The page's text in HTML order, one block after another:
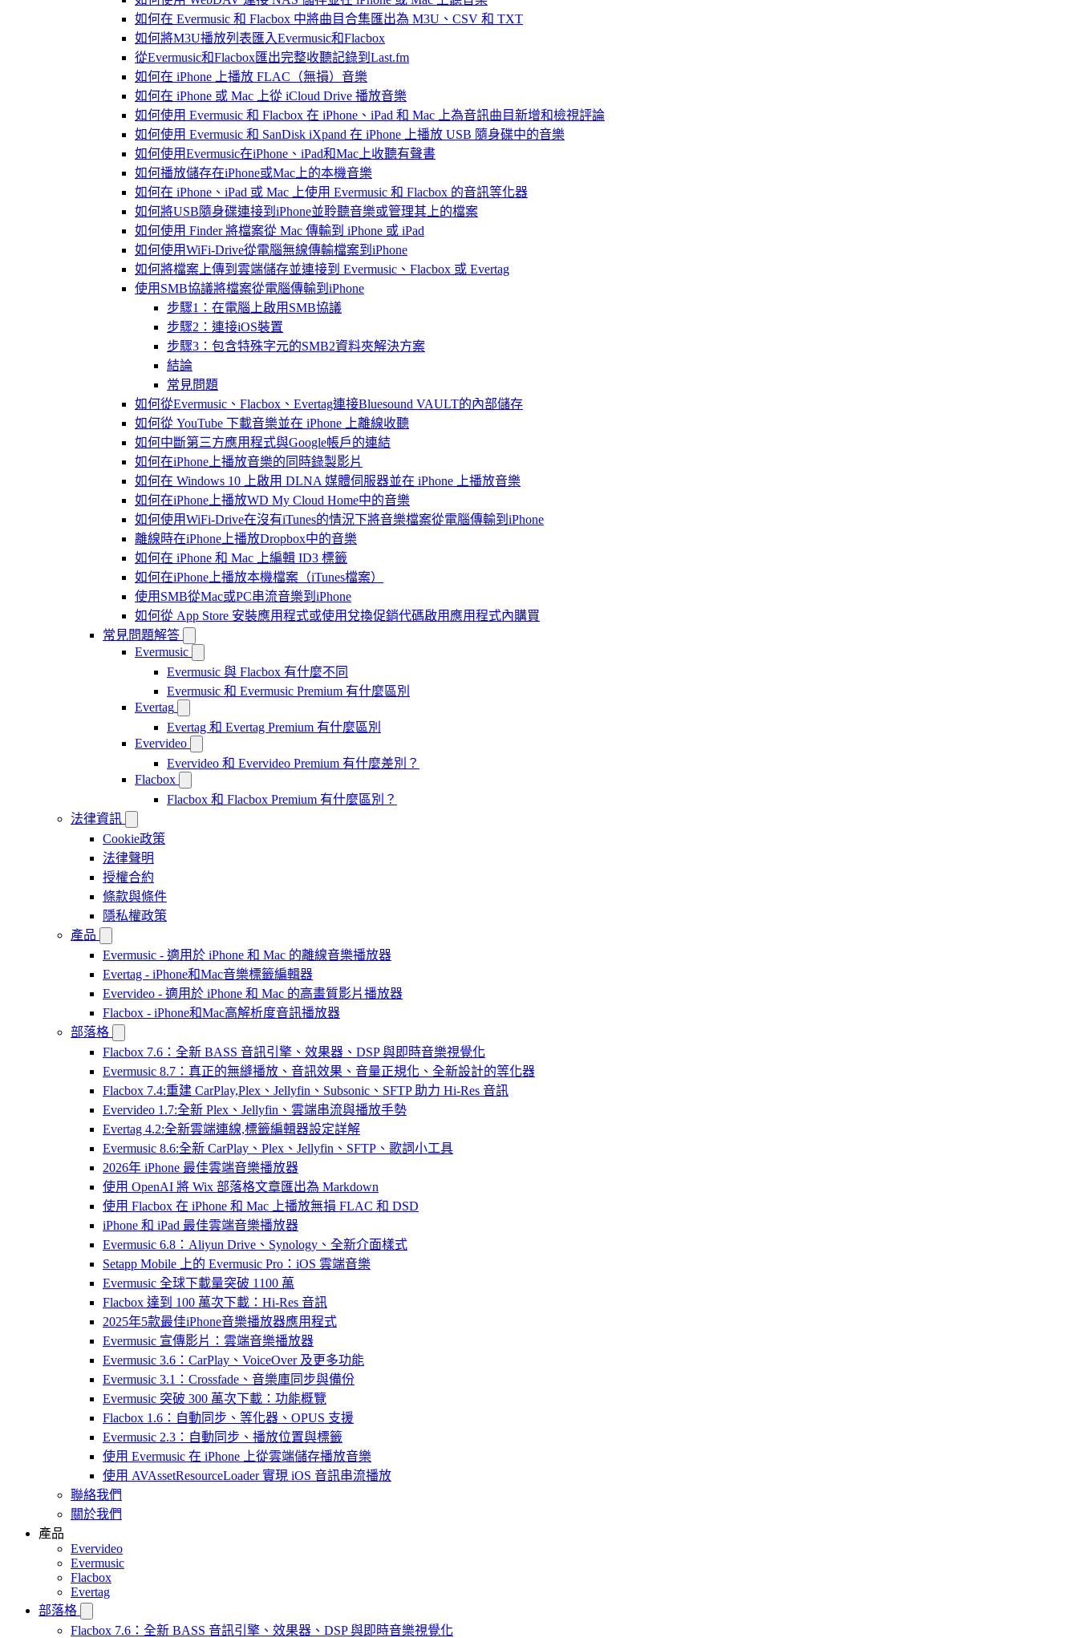
如何在 Evermusic 和 Flacbox 中將曲目合集匯出為 M3U、CSV 和 TXT
如何將M3U播放列表匯入Evermusic和Flacbox
從Evermusic和Flacbox匯出完整收聽記錄到Last.fm
如何在 iPhone 上播放 FLAC（無損）音樂
如何在 iPhone 或 Mac 上從 iCloud Drive 播放音樂
如何使用 Evermusic 和 Flacbox 在 iPhone、iPad 和 Mac 上為音訊曲目新增和檢視評論
如何使用 Evermusic 和 SanDisk iXpand 在 iPhone 上播放 USB 隨身碟中的音樂
如何使用Evermusic在iPhone、iPad和Mac上收聽有聲書
如何播放儲存在iPhone或Mac上的本機音樂
如何在 iPhone、iPad 或 Mac 上使用 Evermusic 和 Flacbox 的音訊等化器
如何將USB隨身碟連接到iPhone並聆聽音樂或管理其上的檔案
如何使用 Finder 將檔案從 Mac 傳輸到 iPhone 或 iPad
如何使用WiFi-Drive從電腦無線傳輸檔案到iPhone
如何將檔案上傳到雲端儲存並連接到 Evermusic、Flacbox 或 Evertag
使用SMB協議將檔案從電腦傳輸到iPhone
步驟1：在電腦上啟用SMB協議
步驟2：連接iOS裝置
步驟3：包含特殊字元的SMB2資料夾解決方案
結論
常見問題
如何從Evermusic、Flacbox、Evertag連接Bluesound VAULT的內部儲存
如何從 YouTube 下載音樂並在 iPhone 上離線收聽
如何中斷第三方應用程式與Google帳戶的連結
如何在iPhone上播放音樂的同時錄製影片
如何在 Windows 10 上啟用 DLNA 媒體伺服器並在 iPhone 上播放音樂
如何在iPhone上播放WD My Cloud Home中的音樂
如何使用WiFi-Drive在沒有iTunes的情況下將音樂檔案從電腦傳輸到iPhone
離線時在iPhone上播放Dropbox中的音樂
如何在 iPhone 和 Mac 上編輯 ID3 標籤
如何在iPhone上播放本機檔案（iTunes檔案）
使用SMB從Mac或PC串流音樂到iPhone
如何從 App Store 安裝應用程式或使用兌換促銷代碼啟用應用程式內購買
常見問題解答
Evermusic
Evermusic 與 Flacbox 有什麼不同
Evermusic 和 Evermusic Premium 有什麼區別
Evertag
Evertag 和 Evertag Premium 有什麼區別
Evervideo
Evervideo 和 Evervideo Premium 有什麼差別？
Flacbox
Flacbox 和 Flacbox Premium 有什麼區別？
法律資訊
Cookie政策
法律聲明
授權合約
條款與條件
隱私權政策
產品
Evermusic - 適用於 iPhone 和 Mac 的離線音樂播放器
Evertag - iPhone和Mac音樂標籤編輯器
Evervideo - 適用於 iPhone 和 Mac 的高畫質影片播放器
Flacbox - iPhone和Mac高解析度音訊播放器
部落格
Flacbox 7.6：全新 BASS 音訊引擎、效果器、DSP 與即時音樂視覺化
Evermusic 8.7：真正的無縫播放、音訊效果、音量正規化、全新設計的等化器
Flacbox 7.4:重建 CarPlay,Plex、Jellyfin、Subsonic、SFTP 助力 Hi-Res 音訊
Evervideo 1.7:全新 Plex、Jellyfin、雲端串流與播放手勢
Evertag 4.2:全新雲端連線,標籤編輯器設定詳解
Evermusic 8.6:全新 CarPlay、Plex、Jellyfin、SFTP、歌詞小工具
2026年 iPhone 最佳雲端音樂播放器
使用 OpenAI 將 Wix 部落格文章匯出為 Markdown
使用 Flacbox 在 iPhone 和 Mac 上播放無損 FLAC 和 DSD
iPhone 和 iPad 最佳雲端音樂播放器
Evermusic 6.8：Aliyun Drive、Synology、全新介面樣式
Setapp Mobile 上的 Evermusic Pro：iOS 雲端音樂
Evermusic 全球下載量突破 1100 萬
Flacbox 達到 100 萬次下載：Hi-Res 音訊
2025年5款最佳iPhone音樂播放器應用程式
Evermusic 宣傳影片：雲端音樂播放器
Evermusic 3.6：CarPlay、VoiceOver 及更多功能
Evermusic 3.1：Crossfade、音樂庫同步與備份
Evermusic 突破 300 萬次下載：功能概覽
Flacbox 1.6：自動同步、等化器、OPUS 支援
Evermusic 2.3：自動同步、播放位置與標籤
使用 Evermusic 在 iPhone 上從雲端儲存播放音樂
使用 AVAssetResourceLoader 實現 iOS 音訊串流播放
聯絡我們
關於我們
產品
Evervideo
Evermusic
Flacbox
Evertag
部落格
Flacbox 7.6：全新 BASS 音訊引擎、效果器、DSP 與即時音樂視覺化